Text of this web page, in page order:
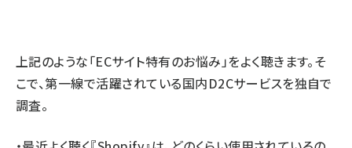
上記のような「ECサイト特有のお悩み」をよく聴きます。そ
こで、第一線で活躍されている国内D2Cサービスを独自で
調査。